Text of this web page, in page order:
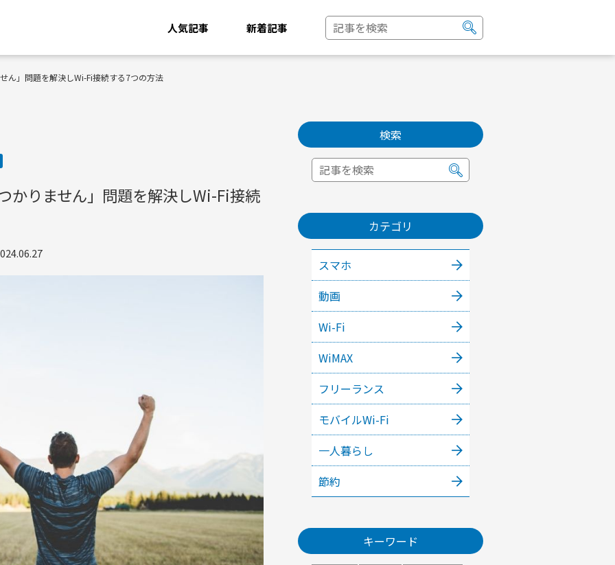
人気記事 新着記事
ん」問題を解決しWi-Fi接続する7つの方法
かりません」問題を解決しWi-Fi接続
検索
カテゴリ
スマホ
動画
Wi-Fi
WiMAX
フリーランス
モバイルWi-Fi
一人暮らし
節約
キーワード